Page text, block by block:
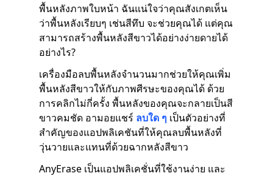
พื้นหลังภาพใบหน้า ฉันแน่ใจว่าคุณสังเกตเห็น
ว่าพื้นหลังเรียบๆ เช่นสีทึบ จะช่วยคุณได้ แต่คุณ
สามารถสร้างพื้นหลังสีขาวได้อย่างง่ายดายได้
อย่างไร?
เครื่องมือลบพื้นหลังจำนวนมากช่วยให้คุณเพิ่ม
พื้นหลังสีขาวให้กับภาพศีรษะของคุณได้ ด้วย
การคลิกไม่กี่ครั้ง พื้นหลังของคุณจะกลายเป็นสี
ขาวคมชัด อามอยแชร์ ลบใด ๆ เป็นตัวอย่างที่
สำคัญของแอปพลิเคชันที่ให้คุณลบพื้นหลังที่
วุ่นวายและแทนที่ด้วยฉากหลังสีขาว
AnyErase เป็นแอปพลิเคชั่นที่ใช้งานง่าย และ